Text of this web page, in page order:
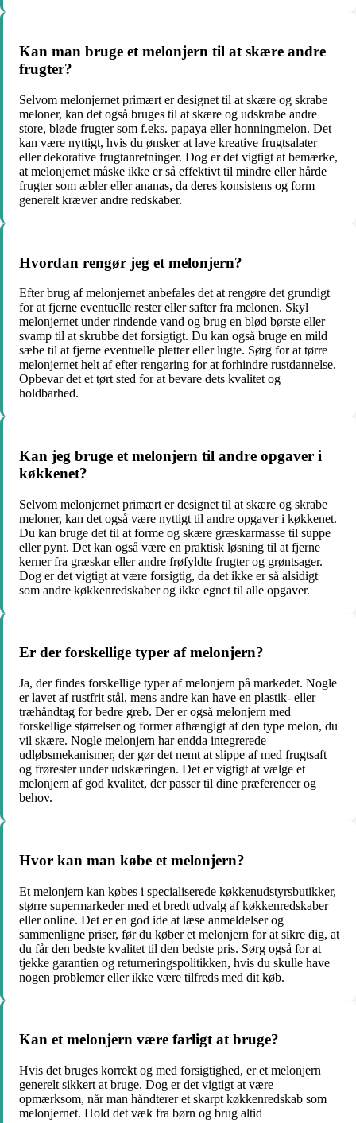
Kan man bruge et melonjern til at skære andre
frugter?
Selvom melonjernet primært er designet til at skære og skrabe
meloner, kan det også bruges til at skære og udskrabe andre
store, bløde frugter som f.eks. papaya eller honningmelon. Det
kan være nyttigt, hvis du ønsker at lave kreative frugtsalater
eller dekorative frugtanretninger. Dog er det vigtigt at bemærke,
at melonjernet måske ikke er så effektivt til mindre eller hårde
frugter som æbler eller ananas, da deres konsistens og form
generelt kræver andre redskaber.
Hvordan rengør jeg et melonjern?
Efter brug af melonjernet anbefales det at rengøre det grundigt
for at fjerne eventuelle rester eller safter fra melonen. Skyl
melonjernet under rindende vand og brug en blød børste eller
svamp til at skrubbe det forsigtigt. Du kan også bruge en mild
sæbe til at fjerne eventuelle pletter eller lugte. Sørg for at tørre
melonjernet helt af efter rengøring for at forhindre rustdannelse.
Opbevar det et tørt sted for at bevare dets kvalitet og
holdbarhed.
Kan jeg bruge et melonjern til andre opgaver i
køkkenet?
Selvom melonjernet primært er designet til at skære og skrabe
meloner, kan det også være nyttigt til andre opgaver i køkkenet.
Du kan bruge det til at forme og skære græskarmasse til suppe
eller pynt. Det kan også være en praktisk løsning til at fjerne
kerner fra græskar eller andre frøfyldte frugter og grøntsager.
Dog er det vigtigt at være forsigtig, da det ikke er så alsidigt
som andre køkkenredskaber og ikke egnet til alle opgaver.
Er der forskellige typer af melonjern?
Ja, der findes forskellige typer af melonjern på markedet. Nogle
er lavet af rustfrit stål, mens andre kan have en plastik- eller
træhåndtag for bedre greb. Der er også melonjern med
forskellige størrelser og former afhængigt af den type melon, du
vil skære. Nogle melonjern har endda integrerede
udløbsmekanismer, der gør det nemt at slippe af med frugtsaft
og frørester under udskæringen. Det er vigtigt at vælge et
melonjern af god kvalitet, der passer til dine præferencer og
behov.
Hvor kan man købe et melonjern?
Et melonjern kan købes i specialiserede køkkenudstyrsbutikker,
større supermarkeder med et bredt udvalg af køkkenredskaber
eller online. Det er en god ide at læse anmeldelser og
sammenligne priser, før du køber et melonjern for at sikre dig, at
du får den bedste kvalitet til den bedste pris. Sørg også for at
tjekke garantien og returneringspolitikken, hvis du skulle have
nogen problemer eller ikke være tilfreds med dit køb.
Kan et melonjern være farligt at bruge?
Hvis det bruges korrekt og med forsigtighed, er et melonjern
generelt sikkert at bruge. Dog er det vigtigt at være
opmærksom, når man håndterer et skarpt køkkenredskab som
melonjernet. Hold det væk fra børn og brug altid